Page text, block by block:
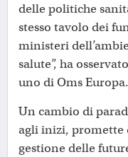
delle politiche
stesso tavolo dei
ministeri
salute”, ha
uno di Oms Europa.
Un cambio di
agli inizi, promette
gestione delle